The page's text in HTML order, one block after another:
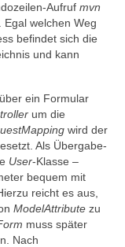
Aufruf mvn
Egal welchen Weg
befindet sich die
und kann
ein Formular
um die
wird der
Als Übergabe-
User-Klasse –
bequem mit
reicht es aus,
ModelAttribute zu
muss später
Nach